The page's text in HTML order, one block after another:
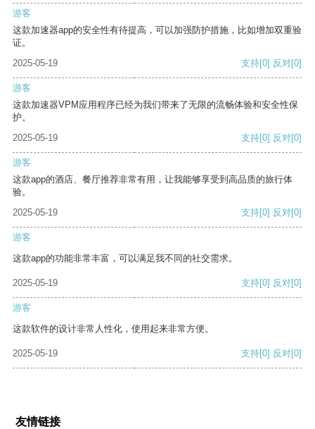
游客
这款加速器app的安全性有待提高，可以加强防护措施，比如增加双重验
证。
2025-05-19
支持[0] 反对[0]
游客
这款加速器VPM应用程序已经为我们带来了无限的流畅体验和安全性保
护。
2025-05-19
支持[0] 反对[0]
游客
这款app的酒店、餐厅推荐非常有用，让我能够享受到高品质的旅行体
验。
2025-05-19
支持[0] 反对[0]
游客
这款app的功能非常丰富，可以满足我不同的社交需求。
2025-05-19 支持[0] 反对[0]
游客
这款软件的设计非常人性化，使用起来非常方便。
2025-05-19 支持[0] 反对[0]
友情链接